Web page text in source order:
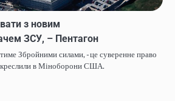
з новим
ЗСУ, – Пентагон
Збройними силами, - це суверенне право
в Міноборони США.